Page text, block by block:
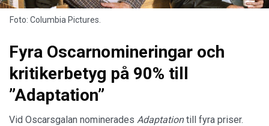
Foto: Columbia Pictures.
Fyra Oscarnomineringar och
kritikerbetyg på 90% till
”Adaptation”
Vid Oscarsgalan nominerades Adaptationtill fyra priser.